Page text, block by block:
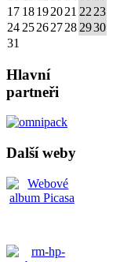
17 18192021 22 23
24 25262728 2930
31
Hlavní
partneři
Další weby